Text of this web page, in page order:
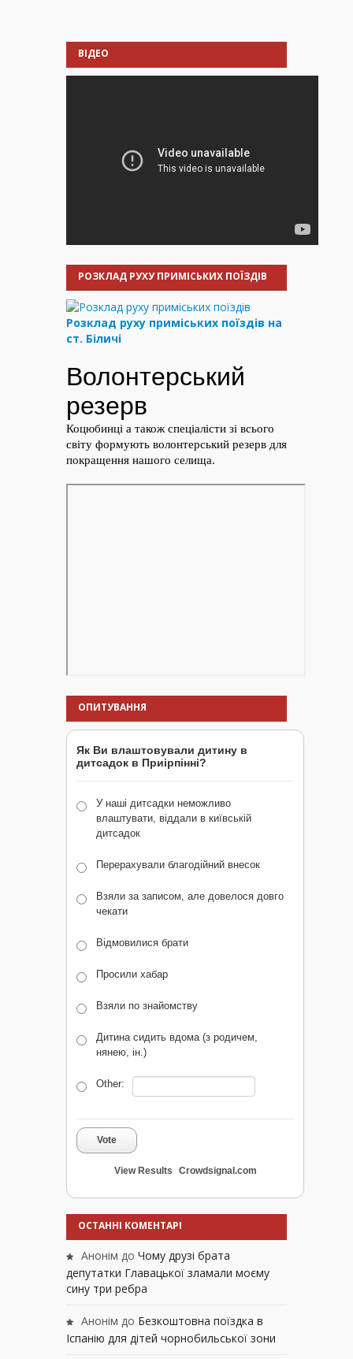
ВІДЕО
РОЗКЛАД РУХУ ПРИМІСЬКИХ ПОЇЗДІВ
Розклад руху приміських поїздів на
ст. Біличі
ОПИТУВАННЯ
Як Ви влаштовували дитину в
дитсадок в Приірпінні?
У наші дитсадки неможливо
влаштувати, віддали в київській
дитсадок
Перерахували благодійний внесок
Взяли за записом, але довелося довго
чекати
Відмовилися брати
Просили хабар
Взяли по знайомству
Дитина сидить вдома (з родичем,
нянею, ін.)
Other:
Vote
View Results Crowdsignal.com
ОСТАННІ КОМЕНТАРІ
Анонім до Чому друзі брата
депутатки Главацької зламали моєму
сину три ребра
Анонім до Безкоштовна поїздка в
Іспанію для дітей чорнобильської зони